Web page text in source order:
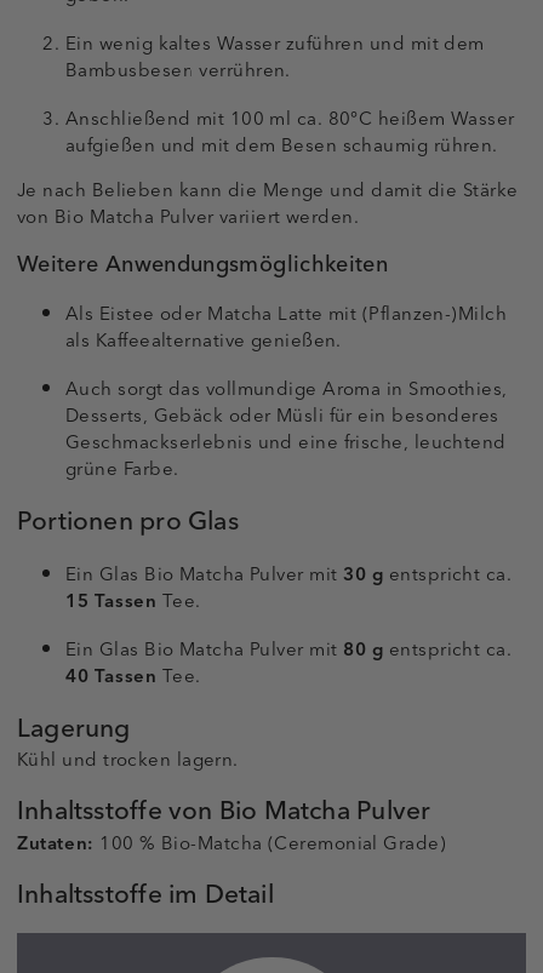
Ein wenig kaltes Wasser zuführen und mit dem
Bambusbesen verrühren.
Anschließend mit 100 ml ca. 80°C heißem Wasser
aufgießen und mit dem Besen schaumig rühren.
Je nach Belieben kann die Menge und damit die Stärke
von Bio Matcha Pulver variiert werden.
Weitere Anwendungsmöglichkeiten
Als Eistee oder Matcha Latte mit (Pflanzen-)Milch
als Kaffeealternative genießen.
Auch sorgt das vollmundige Aroma in Smoothies,
Desserts, Gebäck oder Müsli für ein besonderes
Geschmackserlebnis und eine frische, leuchtend
grüne Farbe.
Portionen pro Glas
Ein Glas Bio Matcha Pulver mit 30 g entspricht ca.
15 Tassen Tee.
Ein Glas Bio Matcha Pulver mit 80 g entspricht ca.
40 Tassen Tee.
Lagerung
Kühl und trocken lagern.
Inhaltsstoffe von Bio Matcha Pulver
Zutaten: 100 % Bio-Matcha (Ceremonial Grade)
Inhaltsstoffe im Detail